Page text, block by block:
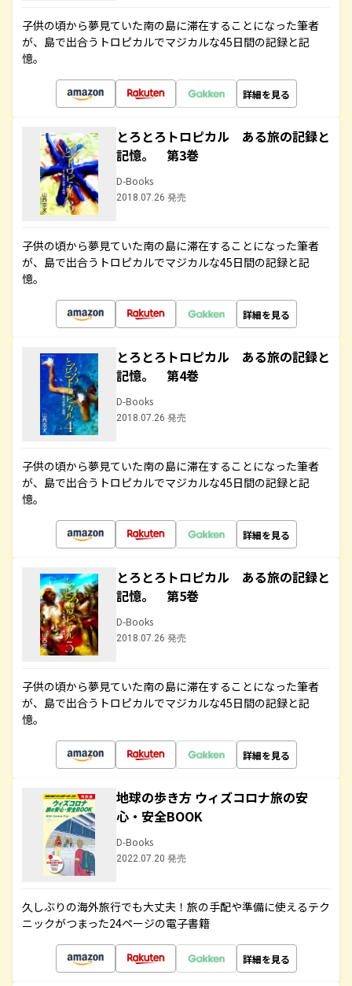
子供の頃から夢見ていた南の島に滞在することになった筆者
が、島で出合うトロピカルでマジカルな45日間の記録と記
憶。
詳細を見る
とろとろトロピカル ある旅の記録と
記憶。 第3巻
D-Books
2018.07.26 発売
子供の頃から夢見ていた南の島に滞在することになった筆者
が、島で出合うトロピカルでマジカルな45日間の記録と記
憶。
詳細を見る
とろとろトロピカル ある旅の記録と
記憶。 第4巻
D-Books
2018.07.26 発売
子供の頃から夢見ていた南の島に滞在することになった筆者
が、島で出合うトロピカルでマジカルな45日間の記録と記
憶。
詳細を見る
とろとろトロピカル ある旅の記録と
記憶。 第5巻
D-Books
2018.07.26 発売
子供の頃から夢見ていた南の島に滞在することになった筆者
が、島で出合うトロピカルでマジカルな45日間の記録と記
憶。
詳細を見る
地球の歩き方 ウィズコロナ旅の安
心・安全BOOK
D-Books
2022.07.20 発売
久しぶりの海外旅行でも大丈夫！旅の手配や準備に使えるテク
ニックがつまった24ページの電子書籍
詳細を見る